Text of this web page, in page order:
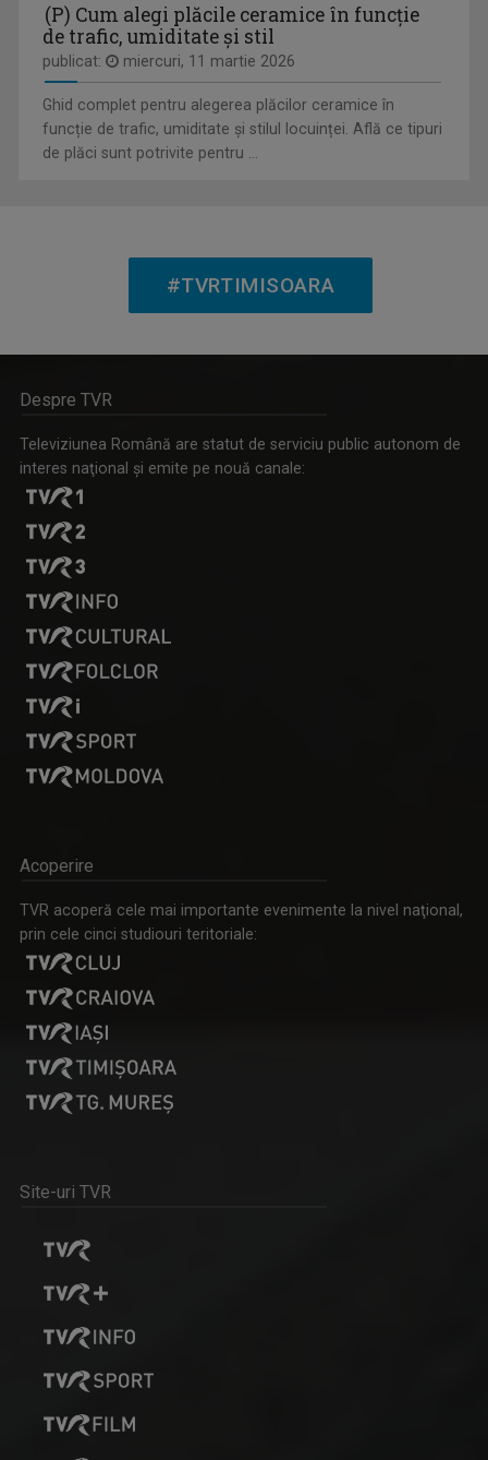
MAGAZIN MINORITĂȚI
Emisiune despre tradițiile și viața ...
MINORITĂȚI ÎN LIMBA MAGHIARĂ
DRUMURI APROAPE
Joi, ora 20:30, la TVR Timișoara. Sâmbătă, ora ...
FORUM ECONOMIC
Minorități în limba germană este un magazin ...
ROBERT ȘERBAN
De peste 10 ani, realizează și moderează, la ...
(P) Cum alegi plăcile ceramice în funcție
de trafic, umiditate și stil
publicat: miercuri, 11 martie 2026
Ghid complet pentru alegerea plăcilor ceramice în
funcție de trafic, umiditate și stilul locuinței. Află ce tipuri
de plăci sunt potrivite pentru ...
#TVRTIMISOARA
Despre TVR
Televiziunea Română are statut de serviciu public autonom de
interes naţional şi emite pe nouă canale:
Acoperire
TVR acoperă cele mai importante evenimente la nivel naţional,
prin cele cinci studiouri teritoriale:
Site-uri TVR